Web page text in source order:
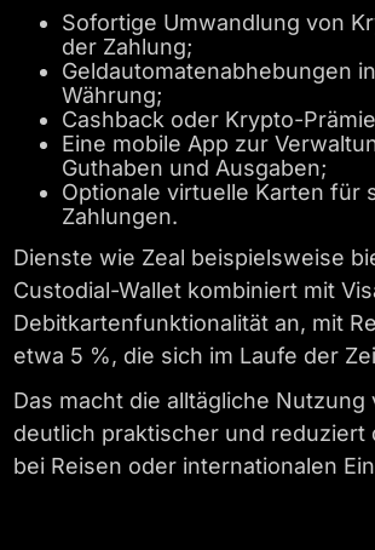
Sofortige Umwandlung von
der Zahlung;
Geldautomatenabhebungen
Währung;
Cashback oder Krypto-
Eine mobile App zur
Guthaben und Ausgaben;
Optionale virtuelle Karten für
Zahlungen.
Dienste wie Zeal beispielsweise
Custodial-Wallet kombiniert mit
Debitkartenfunktionalität an, mit
etwa 5 %, die sich im Laufe der
Das macht die alltägliche Nutzung
deutlich praktischer und reduziert
bei Reisen oder internationalen